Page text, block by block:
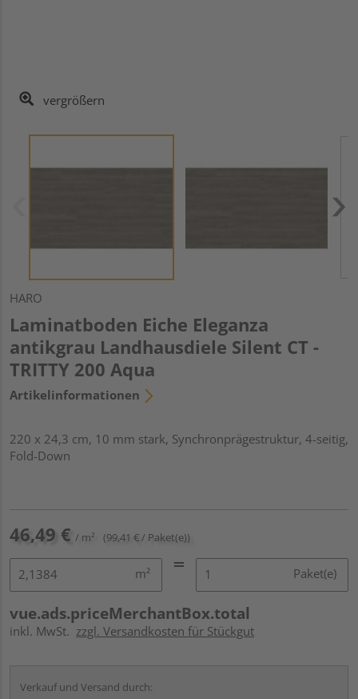
vergrößern
HARO
Laminatboden Eiche Eleganza
antikgrau Landhausdiele Silent CT -
TRITTY 200 Aqua
Artikelinformationen
220 x 24,3 cm, 10 mm stark, Synchronprägestruktur, 4-seitig,
Fold-Down
46,49 € / m² (99,41 € / Paket(e))
m² Paket(e)
vue.ads.priceMerchantBox.total
inkl. MwSt. zzgl. Versandkosten für Stückgut
Verkauf und Versand durch: